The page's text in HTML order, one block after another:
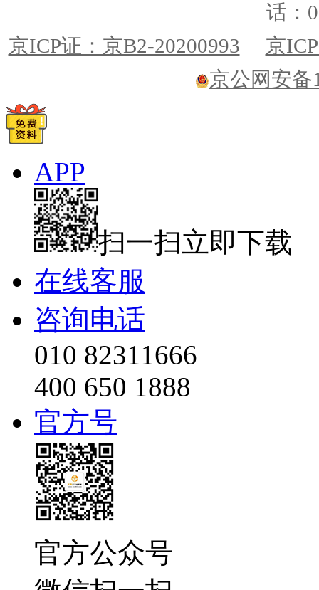
话：
京ICP证：京B2-20200993
京
京公网安备
APP
扫一扫立即下载
在线客服
咨询电话
010 82311666
400 650 1888
官方号
官方公众号